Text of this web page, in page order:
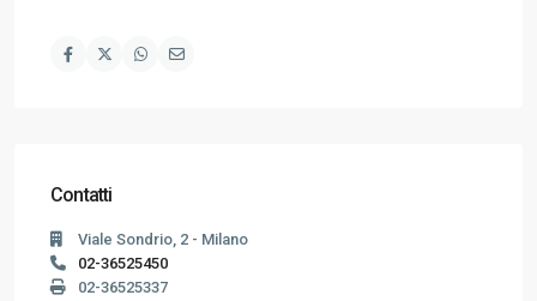
Contatti
Viale Sondrio, 2 - Milano
02-36525450
02-36525337